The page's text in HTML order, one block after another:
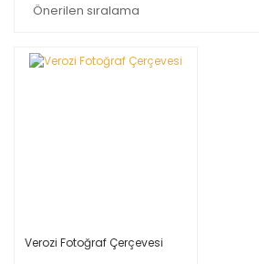
Verozi Fotoğraf Çerçevesi